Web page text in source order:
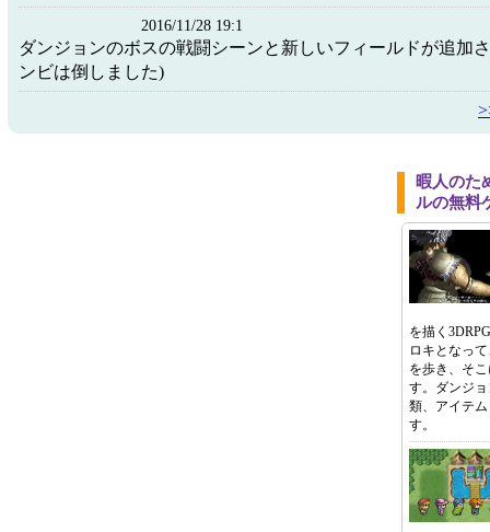
2016/11/28 19:1
ダンジョンのボスの戦闘シーンと新しいフィールドが追加
ンビは倒しました)
暇人のた
ルの無料
を描く
ロキとなっ
を歩き、そ
す。ダンジ
類、アイテ
す。